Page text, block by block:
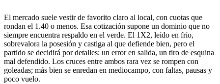
El mercado suele vestir de favorito claro al local, con cuotas que
rondan el 1.40 o menos. Esa cotización supone un dominio que no
siempre encuentra respaldo en el verde. El 1X2, leído en frío,
sobrevalora la posesión y castiga al que defiende bien, pero el
partido se decidirá por detalles: un error en salida, un tiro de esquina
mal defendido. Los cruces entre ambos rara vez se rompen con
goleadas; más bien se enredan en mediocampo, con faltas, pausas y
poco vuelo.